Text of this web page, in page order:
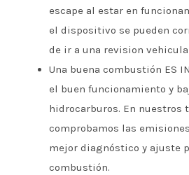
escape al estar en
el dispositivo se pueden
de ir a una revision
Una buena combustión ES
el buen funcionamiento y
hidrocarburos. En nuestros
comprobamos las
mejor diagnóstico y ajuste
combustión.